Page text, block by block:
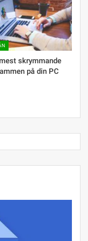
skrymmande
på din PC